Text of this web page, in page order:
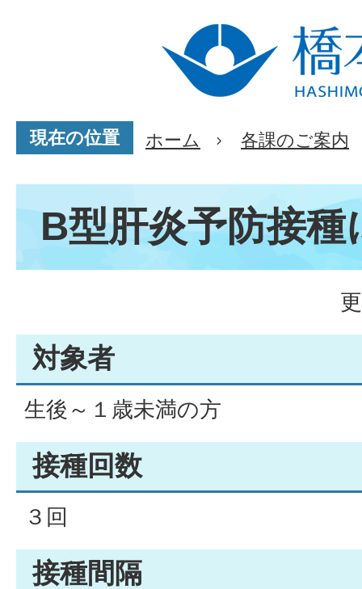
現在の位置 ホーム 各課のご案内
B型肝炎予防接種
対象者
生後～１歳未満の方
接種回数
３回
接種間隔